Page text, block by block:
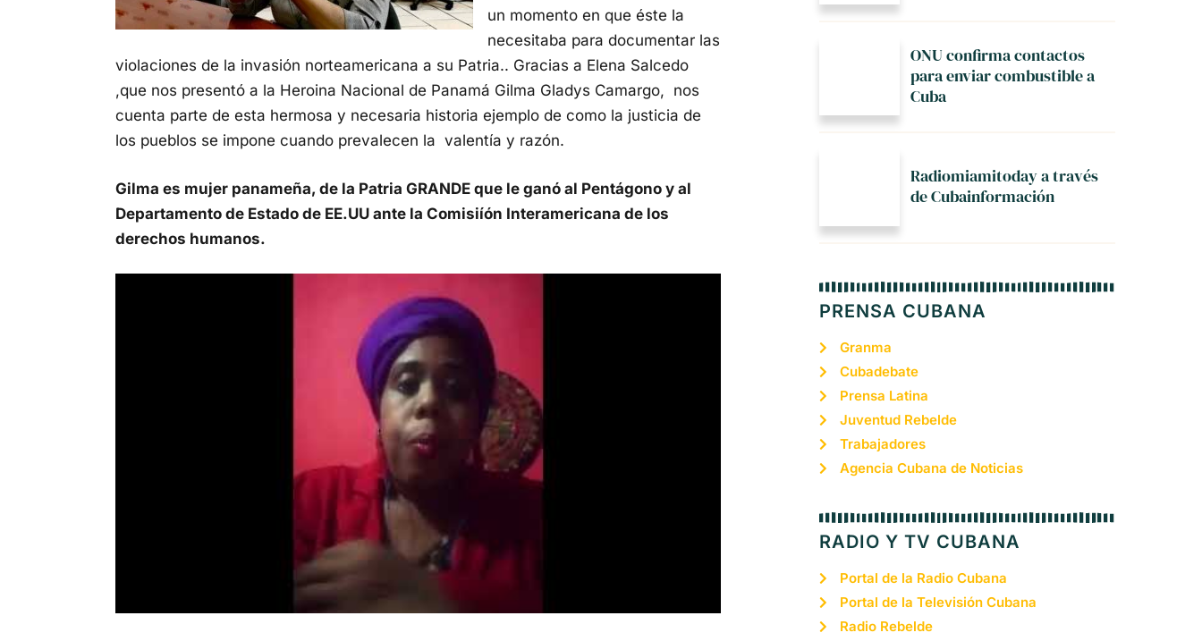
un momento en que éste la
necesitaba para documentar las
violaciones de la invasión norteamericana a su Patria.. Gracias a Elena Salcedo
,que nos presentó a la Heroina Nacional de Panamá Gilma Gladys Camargo, nos
cuenta parte de esta hermosa y necesaria historia ejemplo de como la justicia de
los pueblos se impone cuando prevalecen la valentía y razón.
Gilma es mujer panameña, de la Patria GRANDE que le ganó al Pentágono y al
Departamento de Estado de EE.UU ante la Comisiíón Interamericana de los
derechos humanos.
ONU confirma contactos
para enviar combustible a
Cuba
Radiomiamitoday a través
de Cubainformación
PRENSA CUBANA
Granma
Cubadebate
Prensa Latina
Juventud Rebelde
Trabajadores
Agencia Cubana de Noticias
RADIO Y TV CUBANA
Portal de la Radio Cubana
Portal de la Televisión Cubana
Radio Rebelde